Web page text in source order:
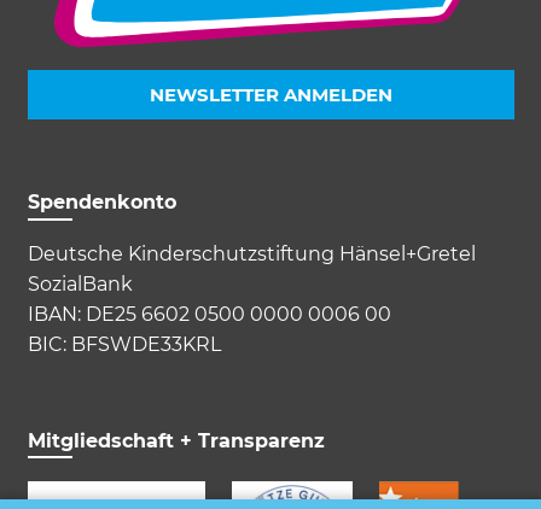
NEWSLETTER ANMELDEN
Spendenkonto
Deutsche Kinderschutzstiftung Hänsel+Gretel
SozialBank
IBAN: DE25 6602 0500 0000 0006 00
BIC: BFSWDE33KRL
Mitgliedschaft + Transparenz